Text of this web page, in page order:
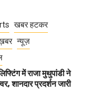
खबर हटकर
न्यूज़
में राजा मुथुपांडी ने
शानदार प्रदर्शन जारी